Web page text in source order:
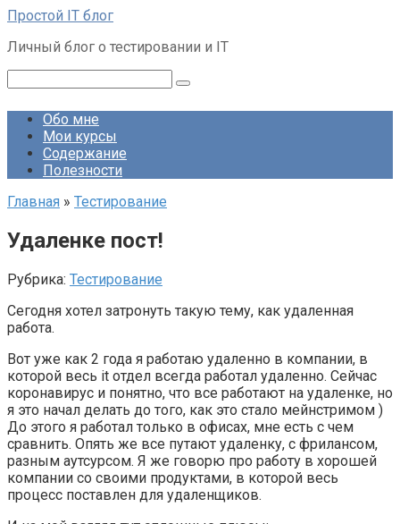
Перейти
контенту
Простой IT блог
Личный блог о тестировании и IT
Обо мне
Мои курсы
Содержание
Полезности
Главная » Тестирование
Удаленке пост!
Рубрика: Тестирование
Сегодня хотел затронуть такую тему, как удаленная
работа.
Вот уже как 2 года я работаю удаленно в компании, в
которой весь it отдел всегда работал удаленно. Сейчас
коронавирус и понятно, что все работают на удаленке, но
я это начал делать до того, как это стало мейнстримом )
До этого я работал только в офисах, мне есть с чем
сравнить. Опять же все путают удаленку, с фрилансом,
разным аутсурсом. Я же говорю про работу в хорошей
компании со своими продуктами, в которой весь
процесс поставлен для удаленщиков.